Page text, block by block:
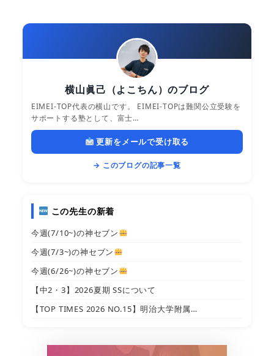
横山眞己（よこちん）のブログ
EIMEI-TOP代表の横山です。 EIMEI-TOPは難関公立受験を
サポートする塾として、富士…
更新をメールで受け取る
→ このブログの記事一覧
この先生の新着
今週(7/10~)の神セブン
今週(7/3~)の神セブン
今週(6/26~)の神セブン
【中2・3】2026夏期 SSについて
【TOP TIMES 2026 NO.15】明治大学附属…